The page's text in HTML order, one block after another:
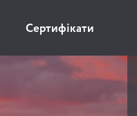
Сертифікати